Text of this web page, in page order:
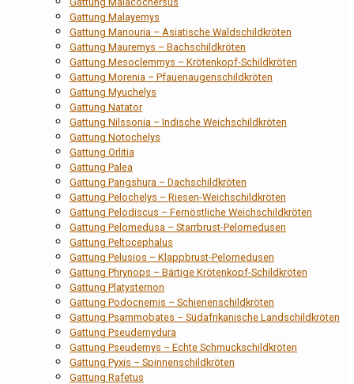
Gattung Malayemys
Gattung Manouria – Asiatische Waldschildkröten
Gattung Mauremys – Bachschildkröten
Gattung Mesoclemmys – Krötenkopf-Schildkröten
Gattung Morenia – Pfauenaugenschildkröten
Gattung Myuchelys
Gattung Natator
Gattung Nilssonia – Indische Weichschildkröten
Gattung Notochelys
Gattung Orlitia
Gattung Palea
Gattung Pangshura – Dachschildkröten
Gattung Pelochelys – Riesen-Weichschildkröten
Gattung Pelodiscus – Fernöstliche Weichschildkröten
Gattung Pelomedusa – Starrbrust-Pelomedusen
Gattung Peltocephalus
Gattung Pelusios – Klappbrust-Pelomedusen
Gattung Phrynops – Bärtige Krötenkopf-Schildkröten
Gattung Platysternon
Gattung Podocnemis – Schienenschildkröten
Gattung Psammobates – Südafrikanische Landschildkröten
Gattung Pseudemydura
Gattung Pseudemys – Echte Schmuckschildkröten
Gattung Pyxis – Spinnenschildkröten
Gattung Rafetus